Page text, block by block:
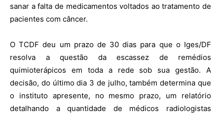
sanar a falta de medicamentos voltados ao tratamento de
pacientes com câncer.
O TCDF deu um prazo de 30 dias para que o Iges/DF
resolva a questão da escassez de remédios
quimioterápicos em toda a rede sob sua gestão. A
decisão, do último dia 3 de julho, também determina que
o instituto apresente, no mesmo prazo, um relatório
detalhando a quantidade de médicos radiologistas